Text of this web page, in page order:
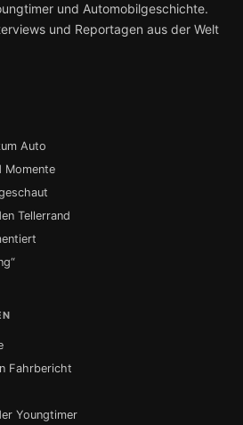
und Automobilgeschichte.
und Reportagen aus der Welt
Auto
Momente
Tellerrand
Fahrbericht
Youngtimer